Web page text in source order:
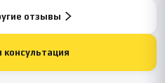
отзывы
консультация